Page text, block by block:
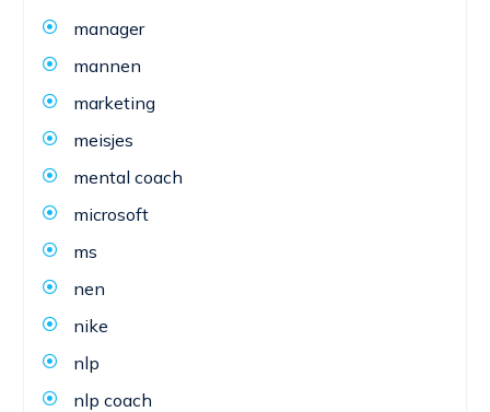
manager
mannen
marketing
meisjes
mental coach
microsoft
ms
nen
nike
nlp
nlp coach